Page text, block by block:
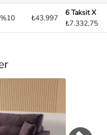
%10 ₺43.997
6 Taksit X
₺7.332,75